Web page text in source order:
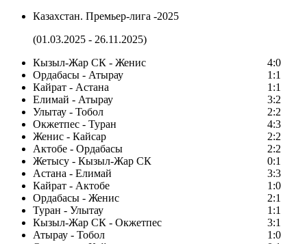
Казахстан. Премьер-лига -2025
(01.03.2025 - 26.11.2025)
Кызыл-Жар СК - Женис
4:0
Ордабасы - Атырау
1:1
Кайрат - Астана
1:1
Елимай - Атырау
3:2
Улытау - Тобол
2:2
Окжетпес - Туран
4:3
Женис - Кайсар
2:2
Актобе - Ордабасы
2:2
Жетысу - Кызыл-Жар СК
0:1
Астана - Елимай
3:3
Кайрат - Актобе
1:0
Ордабасы - Женис
2:1
Туран - Улытау
1:1
Кызыл-Жар СК - Окжетпес
3:1
Атырау - Тобол
1:0